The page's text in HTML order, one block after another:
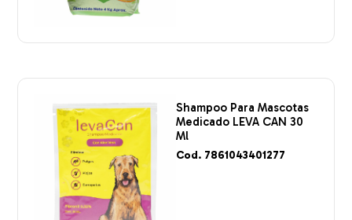
Shampoo Para Mascotas
Medicado LEVA CAN 30
Ml
Cod. 7861043401277